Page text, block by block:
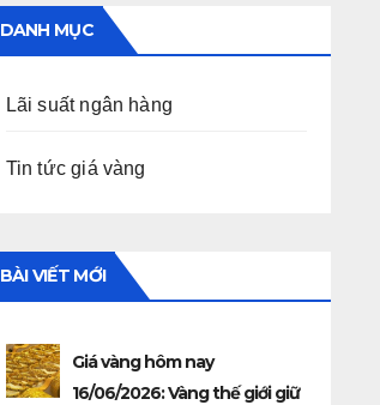
DANH MỤC
Lãi suất ngân hàng
Tin tức giá vàng
BÀI VIẾT MỚI
Giá vàng hôm nay
16/06/2026: Vàng thế giới giữ